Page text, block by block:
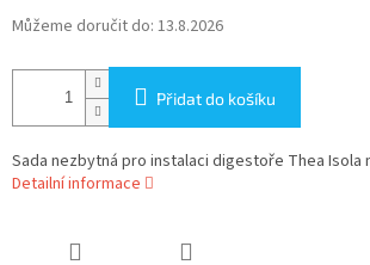
Můžeme doručit do: 13.8.2026
Přidat do košíku
Sada nezbytná pro instalaci digestoře Thea Isola
Detailní informace